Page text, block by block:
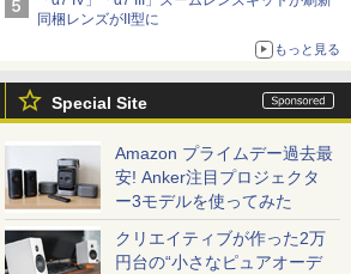
同梱レンズがII型に
もっと見る
Special Site
Amazon プライムデー過去最
安! Anker注目プロジェクタ
ー3モデルを使ってみた
クリエイティブが作った2万
円台の“小さなピュアオーデ